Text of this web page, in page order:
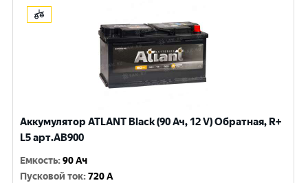
Аккумулятор ATLANT Black (90 Ач, 12 V) Обратная, R+
L5 арт.AB900
Емкость:90 Ач
Пусковой ток:720 A